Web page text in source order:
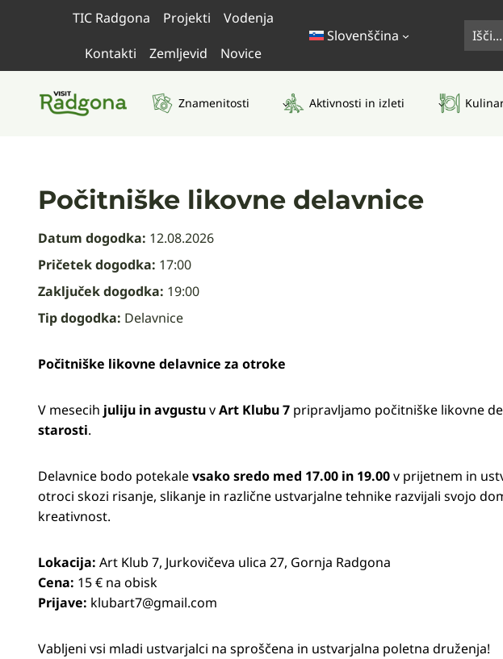
TIC Radgona Projekti Vodenja
Kontakti Zemljevid Novice
Slovenščina
Znamenitosti Aktivnosti in izleti
Počitniške likovne delavnice
Datum dogodka: 12.08.2026
Pričetek dogodka: 17:00
Zaključek dogodka: 19:00
Tip dogodka: Delavnice
Počitniške likovne delavnice za otroke
V mesecih juliju in avgustuvArt Klubu 7 pripravljamo počitniške likovne
starosti.
Delavnice bodo potekalevsako sredo med 17.00 in 19.00v prijetnem in
otroci skozi risanje, slikanje in različne ustvarjalne tehnike razvijali svojo
kreativnost.
Lokacija: Art Klub 7, Jurkovičeva ulica 27, Gornja Radgona
Cena: 15 € na obisk
Prijave: klubart7@gmail.com
Vabljeni vsi mladi ustvarjalci na sproščena in ustvarjalna poletna druženja!